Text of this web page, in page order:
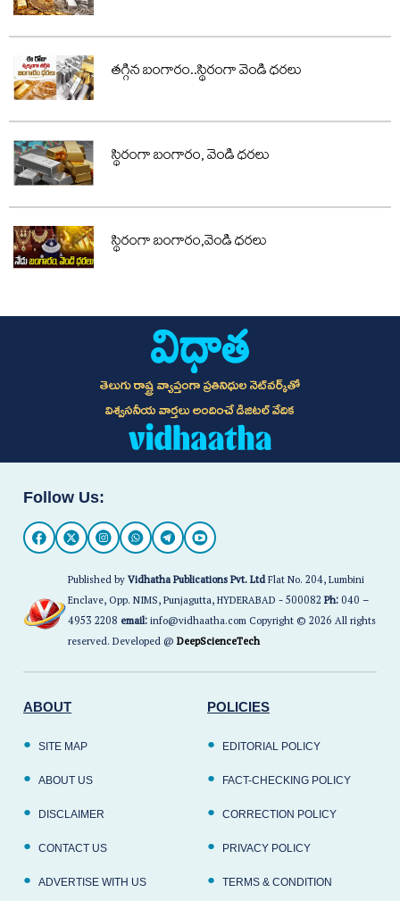
తగ్గిన బంగారం..స్థిరంగా వెండి ధరలు
స్థిరంగా బంగారం, వెండి ధరలు
స్థిరంగా బంగారం,వెండి ధరలు
తెలుగు రాష్ట్ర వ్యాప్తంగా ప్రతినిధుల నెట్‌వర్క్‌తో
విశ్వసనీయ వార్తలు అందించే డిజిటల్ వేదిక
Follow Us:
Published byVidhatha Publications Pvt. LtdFlat No. 204, Lumbini
Enclave, Opp. NIMS, Punjagutta, HYDERABAD - 500082Ph:040 –
4953 2208 email:info@vidhaatha.com Copyright © 2026 All rights
reserved. Developed @DeepScienceTech
ABOUT
SITE MAP
ABOUT US
DISCLAIMER
CONTACT US
ADVERTISE WITH US
POLICIES
EDITORIAL POLICY
FACT-CHECKING POLICY
CORRECTION POLICY
PRIVACY POLICY
TERMS & CONDITION